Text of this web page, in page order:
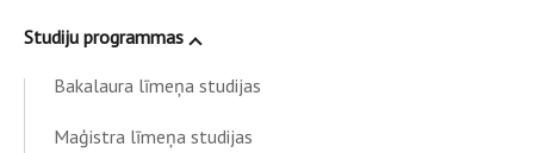
Studiju programmas
Bakalaura līmeņa studijas
Maģistra līmeņa studijas